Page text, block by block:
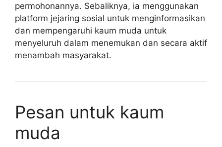
permohonannya. Sebaliknya, ia menggunakan
platform jejaring sosial untuk menginformasikan
dan mempengaruhi kaum muda untuk
menyeluruh dalam menemukan dan secara aktif
menambah masyarakat.
Pesan untuk kaum
muda